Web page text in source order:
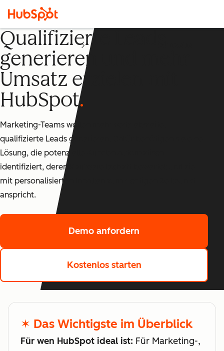
Qualifizierte Leads
generieren und mehr
Umsatz erzielen mit
HubSpot
Marketing-Teams wollen mehr vertriebsreife,
qualifizierte Leads generieren. Dafür benötigen sie eine
Lösung, die potenzielle Kunden automatisch
identifiziert, deren Kaufbereitschaft bewertet und sie
mit personalisierten Inhalten zum richtigen Zeitpunkt
anspricht.
Demo anfordern
Kostenlos starten
✶ Das Wichtigste im Überblick
Für wen HubSpot ideal ist: Für Marketing-,